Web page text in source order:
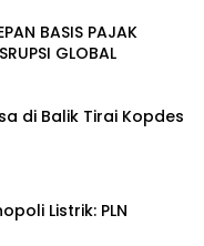
BASIS PAJAK
GLOBAL
di Balik Tirai Kopdes
Listrik: PLN